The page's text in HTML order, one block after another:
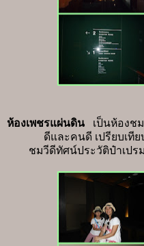
ห้องเพชรแผ่นดิน เป็นห้องช
ดีและคนดี เปรียบเที
ชมวีดีทัศน์ประวัติป๋าเปร